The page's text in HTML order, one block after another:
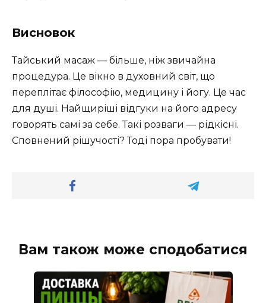
Висновок
Тайський масаж — більше, ніж звичайна
процедура. Це вікно в духовний світ, що
переплітає філософію, медицину і йогу. Це час
для душі. Найщиріші відгуки на його адресу
говорять самі за себе. Такі розваги — рідкісні.
Сповнений рішучості? Тоді пора пробувати!
Вам також може сподобатися